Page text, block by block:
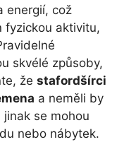
energií, což
fyzickou aktivitu,
skvélé způsoby,
že stafordšírci
a neměli by
se mohou
nebo nábytek.